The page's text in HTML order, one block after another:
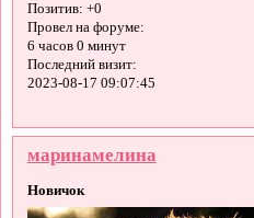
Позитив: +0
Провел на форуме:
6 часов 0 минут
Последний визит:
2023-08-17 09:07:45
маринамелина
Новичок